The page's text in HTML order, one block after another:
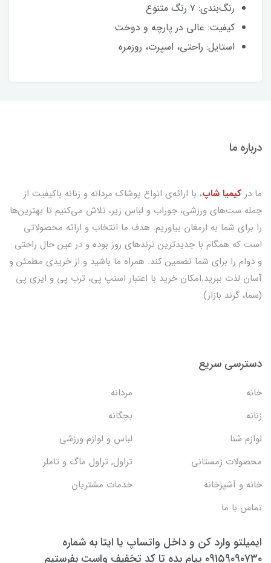
رنگ‌بندی: ۷ رنگ متنوع
کیفیت: عالی در پارچه و دوخت
استایل: راحتی، اسپرت، روزمره
درباره ما
ما در کیمیا شاپ، با ارائه‌ی انواع پوشاک مردانه و زنانه باکیفیت از
جمله ست‌های ورزشی، جوراب و لباس زیر، تلاش می‌کنیم تا بهترین‌ها
را برای شما به ارمغان بیاوریم. هدف ما انتخاب و ارائه محصولاتی
است که همگام با جدیدترین ترندهای روز بوده و در عین حال راحتی
و دوام را برای شما تضمین کند. همراه ما باشید و از خریدی مطمئن و
آسان لذت ببرید.امکان خرید با اعتبار اسنپ پی، ترب پی و ایزی پی
(سما، گرند بازار)
دسترسی سریع
خانه
مردانه
زنانه
بچگانه
لوازم شنا
لباس و لوازم ورزشی
محصولات زمستانی
تراول, تراول ماگ و تاملر
خانه و آشپزخانه
خدمات مشتریان
تماس با ما
ایمیلتو وارد کن و داخل واتساپ یا ایتا به شماره
۰۹۱۵۹۰۹۰۷۳۰ پیام بده تا کد تخفیف واست بفرستیم